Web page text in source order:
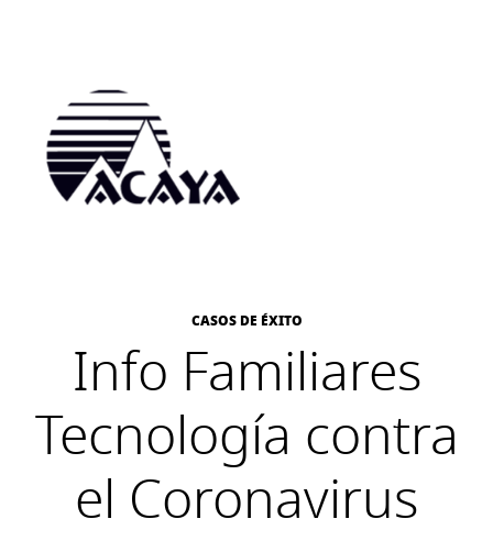
CASOS DE ÉXITO
Info Familiares
Tecnología contra
el Coronavirus